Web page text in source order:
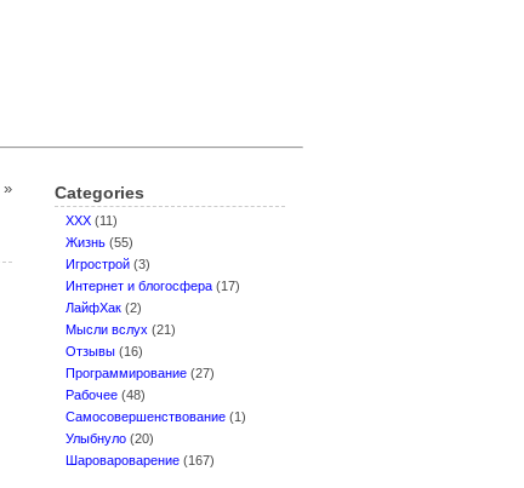
Categories
XXX (11)
Жизнь (55)
Игрострой (3)
Интернет и блогосфера (17)
ЛайфХак (2)
Мысли вслух (21)
Отзывы (16)
Программирование (27)
Рабочее (48)
Самосовершенствование (1)
Улыбнуло (20)
Шаровароварение (167)
»